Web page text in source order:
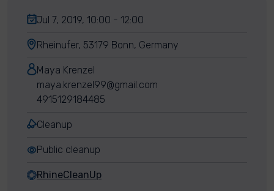
Jul 7, 2019, 10:00 - 12:00
Rheinufer, 53179 Bonn, Germany
Maya Krenzel
maya.krenzel99@gmail.com
4915129184485
Cleanup
Public cleanup
RhineCleanUp